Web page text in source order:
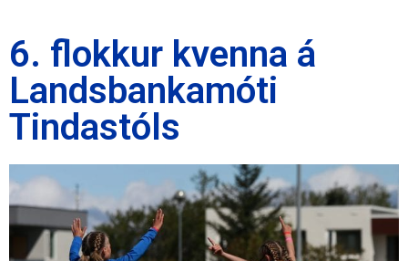
6. flokkur kvenna á
Landsbankamóti
Tindastóls